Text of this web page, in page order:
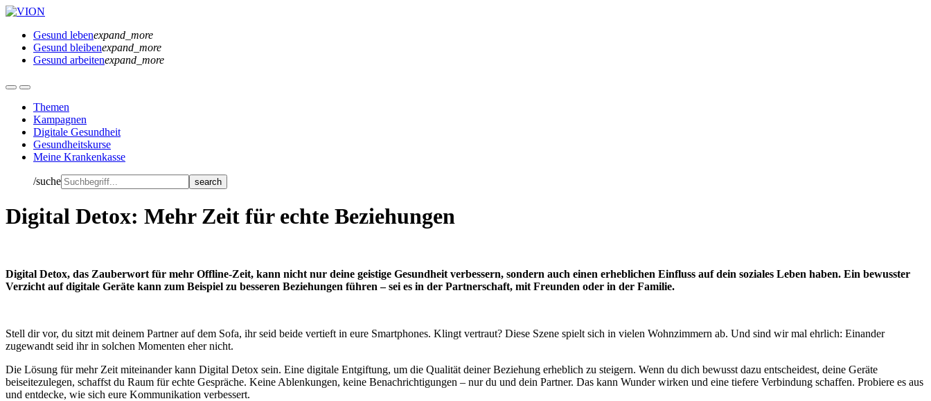
Gesund lebenexpand_more
Gesund bleibenexpand_more
Gesund arbeitenexpand_more
Themen
Kampagnen
Digitale Gesundheit
Gesundheitskurse
Meine Krankenkasse
/suche
Digital Detox: Mehr Zeit für echte Beziehungen
Digital Detox, das Zauberwort für mehr Offline-Zeit, kann nicht nur deine geistige Gesundheit verbessern, sondern auch einen erheblichen Einfluss auf dein soziales Leben haben. Ein bewusster
Verzicht auf digitale Geräte kann zum Beispiel zu besseren Beziehungen führen –sei es in der Partnerschaft, mit Freunden oder in der Familie.
Stell dir vor, du sitzt mit deinem Partner auf dem Sofa, ihr seid beide vertieft in eure Smartphones. Klingt vertraut? Diese Szene spielt sich in vielen Wohnzimmern ab. Und sind wir mal ehrlich: Einander
zugewandt seid ihr in solchen Momenten eher nicht.
Die Lösung für mehr Zeit miteinander kann Digital Detox sein. Eine digitale Entgiftung, um die Qualität deiner Beziehung erheblich zu steigern. Wenn du dich bewusst dazu entscheidest, deine Geräte
beiseitezulegen, schaffst du Raum für echte Gespräche. Keine Ablenkungen, keine Benachrichtigungen – nur du und dein Partner. Das kann Wunder wirken und eine tiefere Verbindung schaffen. Probiere es aus
und entdecke, wie sich eure Kommunikation verbessert.